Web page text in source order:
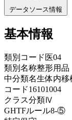
データソース情報
基本情報
類別コード 医04
類別名称整形用品
中分類名生体内移
コード16101004
クラス分類Ⅳ
GHTFルール8-⑤